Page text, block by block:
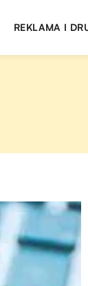
REKLAMA I